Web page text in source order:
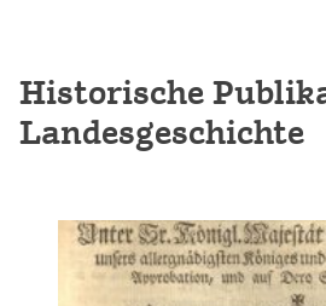
Historische
Landesgeschichte